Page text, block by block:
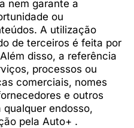
nem garante a
ou
A utilização
de terceiros é feita por
disso, a referência
processos ou
comerciais, nomes
e outros
endosso,
pela Auto+ .